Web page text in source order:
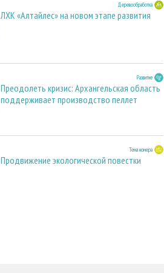
Деревообработка
ЛХК «Алтайлес» на новом этапе развития
Развитие
Преодолеть кризис: Архангельская область
поддерживает производство пеллет
Тема номера
Продвижение экологической повестки